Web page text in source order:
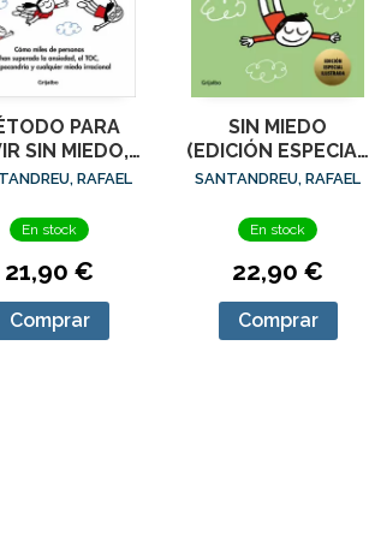
PARA
SIN MIEDO,
EL
RAFAEL
En stock
21,90 €
Comprar
SIN MIEDO
(EDICIÓN ESPECIAL
ILUSTRADA)
SANTANDREU, RAFAEL
En stock
22,90 €
Comprar